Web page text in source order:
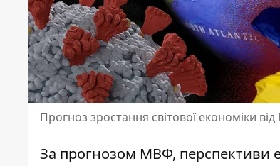
Прогноз зростання світової економіки
За прогнозом МВФ, перспективи